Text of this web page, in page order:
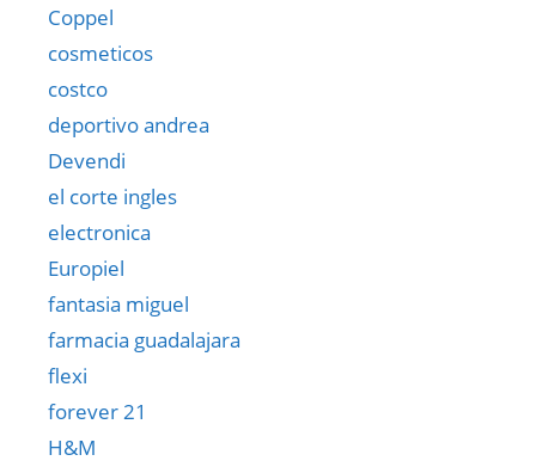
Coppel
cosmeticos
costco
deportivo andrea
Devendi
el corte ingles
electronica
Europiel
fantasia miguel
farmacia guadalajara
flexi
forever 21
H&M